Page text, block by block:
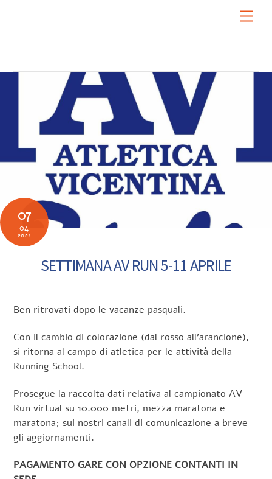
07
04
2021
SETTIMANA AV RUN 5-11 APRILE
Ben ritrovati dopo le vacanze pasquali.
Con il cambio di colorazione (dal rosso all’arancione),
si ritorna al campo di atletica per le attività della
Running School.
Prosegue la raccolta dati relativa al campionato AV
Run virtual su 10.000 metri, mezza maratona e
maratona; sui nostri canali di comunicazione a breve
gli aggiornamenti.
PAGAMENTO GARE CON OPZIONE CONTANTI IN